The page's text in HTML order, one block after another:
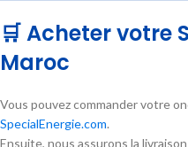
🛒 Acheter votre
Maroc
Vous pouvez commander votre
SpecialEnergie.com.
Ensuite, nous assurons la